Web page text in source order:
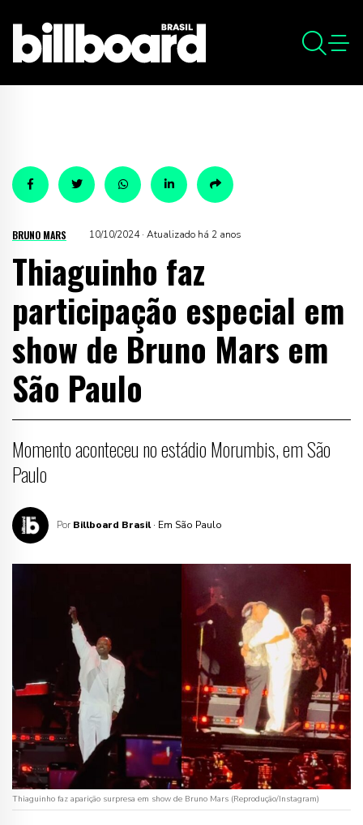
BRUNO MARS 10/10/2024 · Atualizado há 2 anos
Thiaguinho faz
participação especial em
show de Bruno Mars em
São Paulo
Momento aconteceu no estádio Morumbis, em São
Paulo
Por Billboard Brasil · Em São Paulo
Thiaguinho faz aparição surpresa em show de Bruno Mars (Reprodução/Instagram)